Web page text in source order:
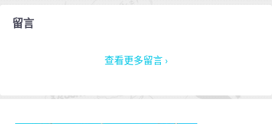
留言
查看更多留言 ›